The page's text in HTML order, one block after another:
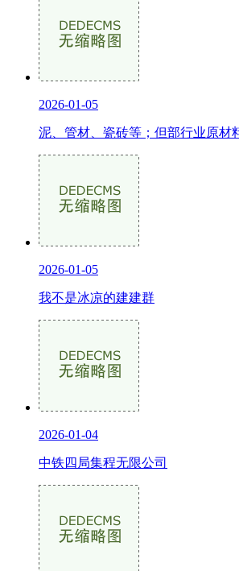
2026-01-05
泥、管材、瓷砖等；但部行业原材
2026-01-05
我不是冰凉的建建群
2026-01-04
中铁四局集程无限公司